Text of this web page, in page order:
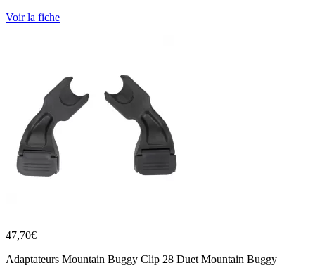
Voir la fiche
47,70€
Adaptateurs Mountain Buggy Clip 28 Duet Mountain Buggy